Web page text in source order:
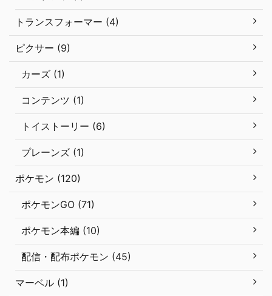
トランスフォーマー (4)
ピクサー (9)
カーズ (1)
コンテンツ (1)
トイストーリー (6)
プレーンズ (1)
ポケモン (120)
ポケモンGO (71)
ポケモン本編 (10)
配信・配布ポケモン (45)
マーベル (1)